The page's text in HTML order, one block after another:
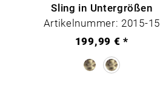
Sling in Untergrößen
Artikelnummer: 2015-15
199,99 € *